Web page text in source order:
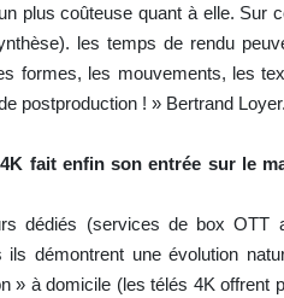
plus coûteuse quant à elle. Sur
les temps de rendu
formes, les mouvements, les
postproduction ! » Bertrand Loyer.
fait enfin son entrée sur le
dédiés (services de box OTT
démontrent une évolution
» à domicile (les télés 4K offrent